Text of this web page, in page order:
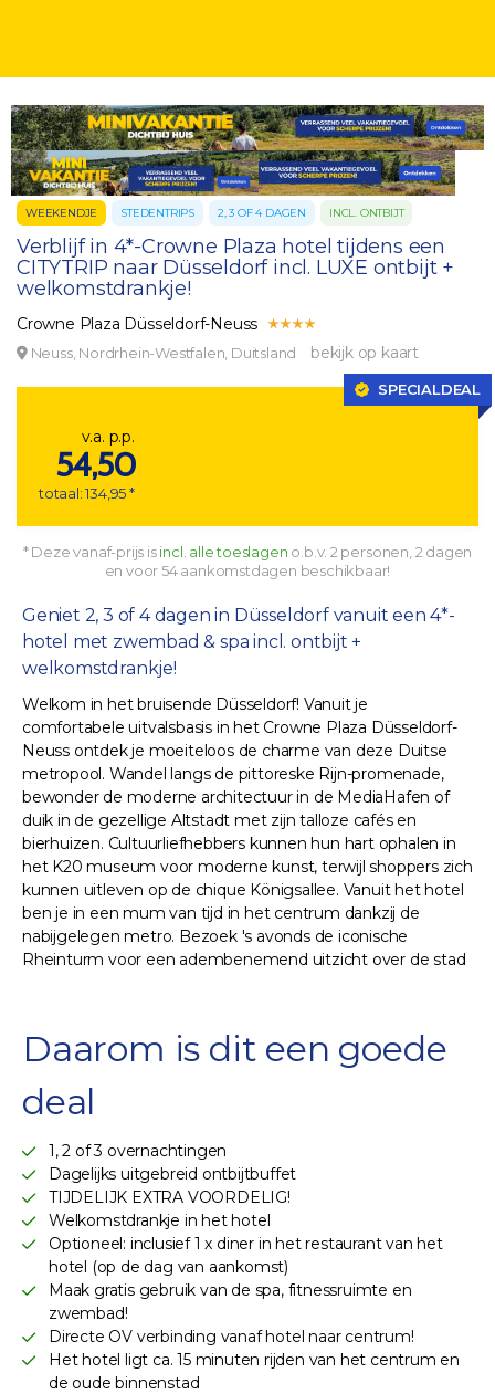
WEEKENDJE STEDENTRIPS 2, 3 OF 4 DAGEN INCL. ONTBIJT
Verblijf in 4*-Crowne Plaza hotel tijdens een
CITYTRIP naar Düsseldorf incl. LUXE ontbijt +
welkomstdrankje!
Crowne Plaza Düsseldorf-Neuss
Neuss, Nordrhein-Westfalen, Duitsland bekijk op kaart
SPECIALDEAL
v.a. p.p.
54,50
totaal: 134,95 *
* Deze vanaf-prijs isincl. alle toeslagen o.b.v. 2 personen, 2 dagen
en voor 54 aankomstdagen beschikbaar!
Geniet 2, 3 of 4 dagen in Düsseldorf vanuit een 4*-
hotel met zwembad & spa incl. ontbijt +
welkomstdrankje!
Welkom in het bruisende Düsseldorf! Vanuit je
comfortabele uitvalsbasis in het Crowne Plaza Düsseldorf-
Neuss ontdek je moeiteloos de charme van deze Duitse
metropool. Wandel langs de pittoreske Rijn-promenade,
bewonder de moderne architectuur in de MediaHafen of
duik in de gezellige Altstadt met zijn talloze cafés en
bierhuizen. Cultuurliefhebbers kunnen hun hart ophalen in
het K20 museum voor moderne kunst, terwijl shoppers zich
kunnen uitleven op de chique Königsallee. Vanuit het hotel
ben je in een mum van tijd in het centrum dankzij de
nabijgelegen metro. Bezoek 's avonds de iconische
Rheinturm voor een adembenemend uitzicht over de stad
Daarom is dit een goede
deal
1, 2 of 3 overnachtingen
Dagelijks uitgebreid ontbijtbuffet
TIJDELIJK EXTRA VOORDELIG!
Welkomstdrankje in het hotel
Optioneel: inclusief 1 x diner in het restaurant van het
hotel (op de dag van aankomst)
Maak gratis gebruik van de spa, fitnessruimte en
zwembad!
Directe OV verbinding vanaf hotel naar centrum!
Het hotel ligt ca. 15 minuten rijden van het centrum en
de oude binnenstad